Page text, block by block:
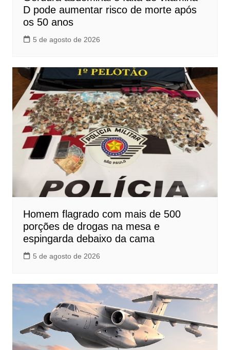
D pode aumentar risco de morte após
os 50 anos
5 de agosto de 2026
Homem flagrado com mais de 500
porções de drogas na mesa e
espingarda debaixo da cama
5 de agosto de 2026